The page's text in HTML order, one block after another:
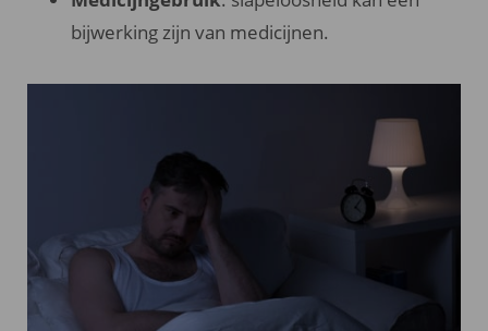
bijwerking zijn van medicijnen.